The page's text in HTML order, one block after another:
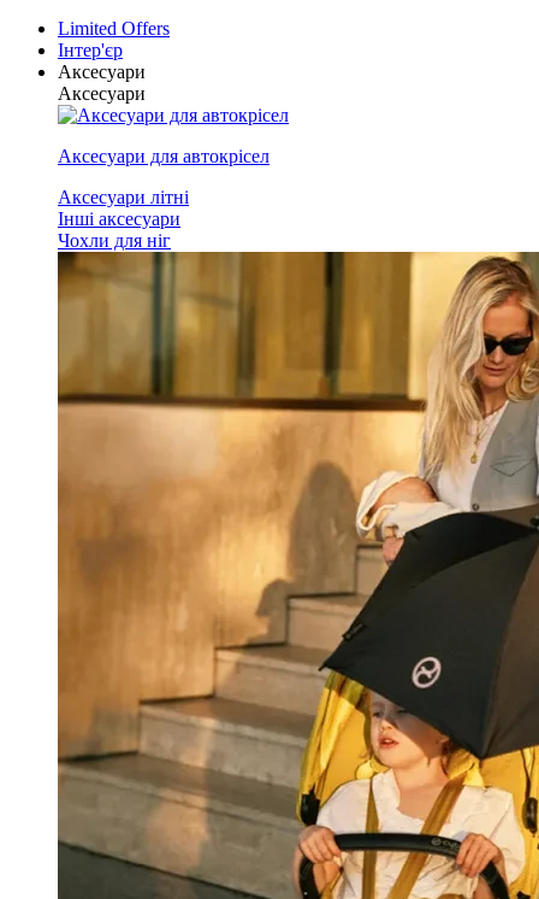
Limited Offers
Інтер'єр
Аксесуари
Аксесуари
Аксесуари для автокрісел
Аксесуари літні
Інші аксесуари
Чохли для ніг